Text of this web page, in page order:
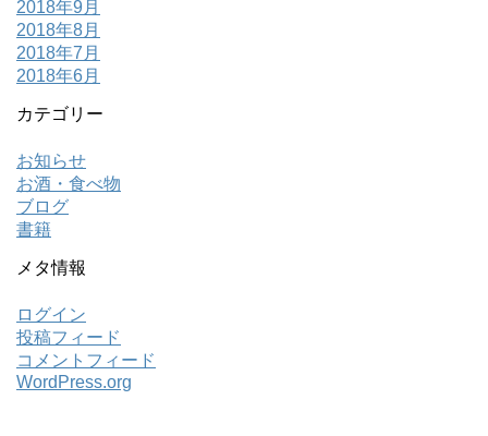
2018年9月
2018年8月
2018年7月
2018年6月
カテゴリー
お知らせ
お酒・食べ物
ブログ
書籍
メタ情報
ログイン
投稿フィード
コメントフィード
WordPress.org